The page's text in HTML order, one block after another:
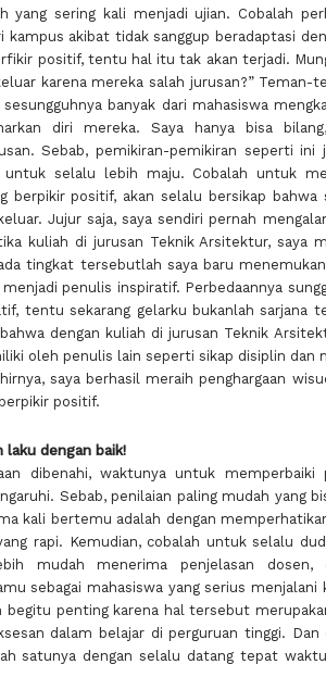
yang sering kali menjadi ujian. Cobalah
kampus akibat tidak sanggup beradaptasi
positif, tentu hal itu tak akan terjadi.
karena mereka salah jurusan?” Teman-
banyak dari mahasiswa
diri mereka. Saya hanya bisa
Sebab, pemikiran-pemikiran seperti
untuk selalu lebih maju. Cobalah untuk
berpikir positif, akan selalu bersikap
Jujur saja, saya sendiri pernah
kuliah di jurusan Teknik Arsitektur, saya
tingkat tersebutlah saya baru menemukan
penulis inspiratif. Perbedaannya
tentu sekarang gelarku bukanlah sarjana
dengan kuliah di jurusan Teknik
oleh penulis lain seperti sikap disiplin
saya berhasil meraih penghargaan
positif.
laku dengan baik!
dibenahi, waktunya untuk memperbaiki
Sebab, penilaian paling mudah yang
kali bertemu adalah dengan
rapi. Kemudian, cobalah untuk selalu
mudah menerima penjelasan dosen,
sebagai mahasiswa yang serius
begitu penting karena hal tersebut
dalam belajar di perguruan tinggi.
satunya dengan selalu datang tepat